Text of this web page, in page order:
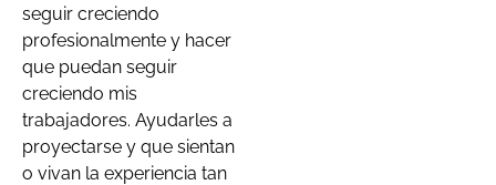
seguir creciendo
profesionalmente y hacer
que puedan seguir
creciendo mis
trabajadores. Ayudarles a
proyectarse y que sientan
o vivan la experiencia tan